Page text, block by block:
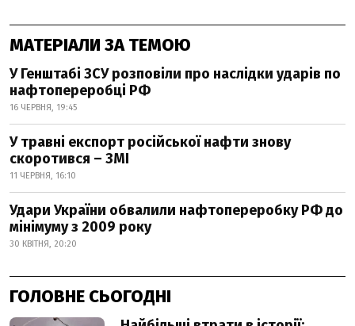
МАТЕРІАЛИ ЗА ТЕМОЮ
У Генштабі ЗСУ розповіли про наслідки ударів по
нафтопереробці РФ
16 ЧЕРВНЯ, 19:45
У травні експорт російської нафти знову
скоротився – ЗМІ
11 ЧЕРВНЯ, 16:10
Удари України обвалили нафтопереробку РФ до
мінімуму з 2009 року
30 КВІТНЯ, 20:20
ГОЛОВНЕ СЬОГОДНІ